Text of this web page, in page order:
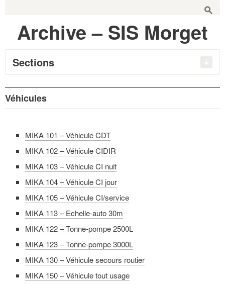
s
Archive – SIS Morget
Sections
Véhicules
MIKA 101 – Véhicule CDT
MIKA 102 – Véhicule CIDIR
MIKA 103 – Véhicule CI nuit
MIKA 104 – Véhicule CI jour
MIKA 105 – Véhicule CI/service
MIKA 113 – Echelle-auto 30m
MIKA 122 – Tonne-pompe 2500L
MIKA 123 – Tonne-pompe 3000L
MIKA 130 – Véhicule secours routier
MIKA 150 – Véhicule tout usage